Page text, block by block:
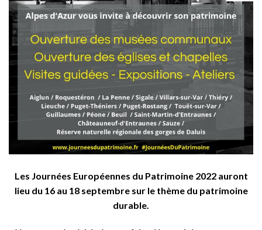
Les Journées Européennes du Patrimoine 2022 auront
lieu du 16 au 18 septembre sur le thème du patrimoine
durable.